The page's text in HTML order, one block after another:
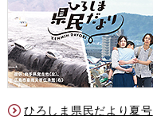
ひろしま県民だより夏号